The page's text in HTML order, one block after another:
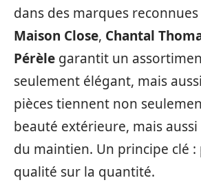
dans des marques
Maison Close, Chantal
Pérèle garantit un
seulement élégant, mais
pièces tiennent non
beauté extérieure, mais
du maintien. Un principe clé
qualité sur la quantité.